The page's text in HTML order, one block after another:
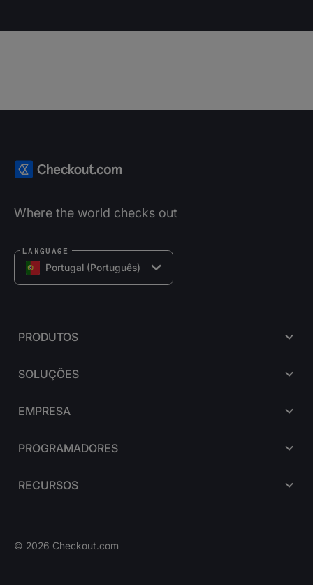
Where the world checks out
Portugal (Português)
LANGUAGE
PRODUTOS
SOLUÇÕES
EMPRESA
PROGRAMADORES
RECURSOS
© 2026 Checkout.com